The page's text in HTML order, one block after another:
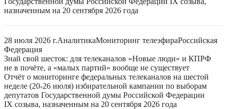
назначенным на 20 сентября 2026 года
28 июля 2026 г.АналитикаМониторинг телеэфираРоссийская
Федерация
Знай свой шесток: для телеканалов «Новые люди» и КПРФ
не в почёте, а «малых партий» вообще не существует
Отчёт о мониторинге федеральных телеканалов на шестой
неделе (20-26 июля) избирательной кампании по выборам
депутатов Государственной думы Российской Федерации
IX созыва, назначенным на 20 сентября 2026 года